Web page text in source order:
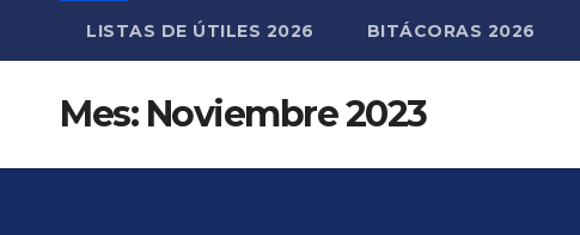
LISTAS DE ÚTILES 2026 BITÁCORAS 2026
Mes: Noviembre 2023